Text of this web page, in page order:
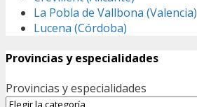
La Pobla de Vallbona (Valencia)
Lucena (Córdoba)
Provincias y especialidades
Provincias y especialidades